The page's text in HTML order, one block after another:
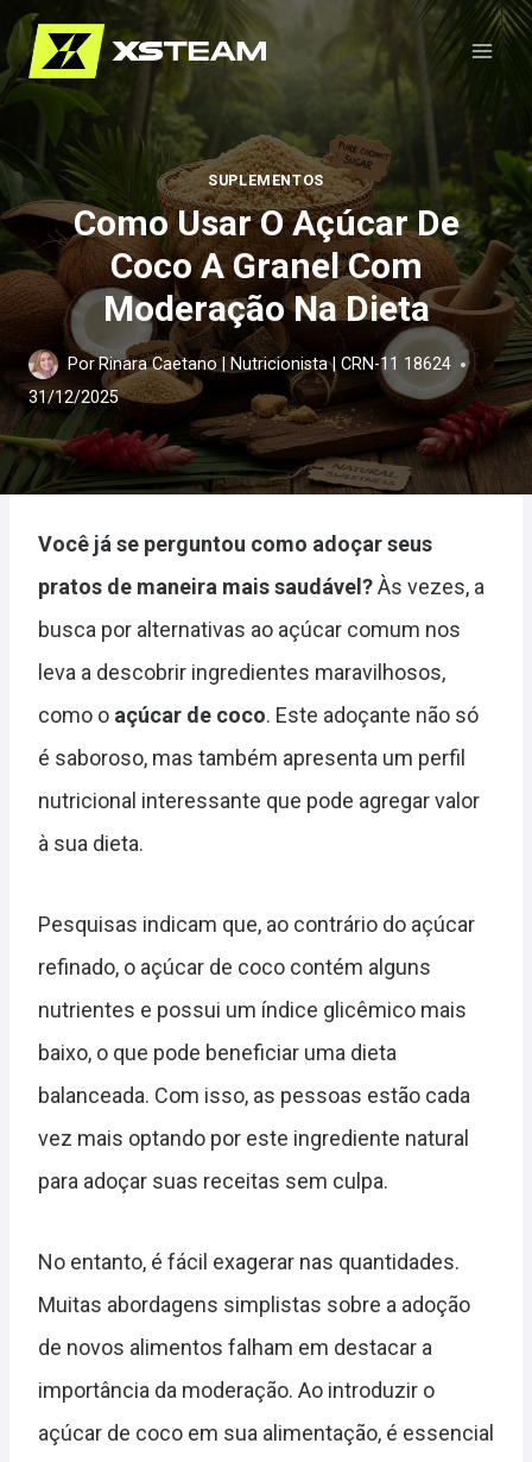
Pular
para
Conteúdo
SUPLEMENTOS
Como Usar O Açúcar De
Coco A Granel Com
Moderação Na Dieta
PorRinara Caetano | Nutricionista | CRN-11 18624
31/12/2025
Você já se perguntou como adoçar seus
pratos de maneira mais saudável?Às vezes, a
busca por alternativas ao açúcar comum nos
leva a descobrir ingredientes maravilhosos,
como o açúcar de coco. Este adoçante não só
é saboroso, mas também apresenta um perfil
nutricional interessante que pode agregar valor
à sua dieta.
Pesquisas indicam que, ao contrário do açúcar
refinado, o açúcar de coco contém alguns
nutrientes e possui um índice glicêmico mais
baixo, o que pode beneficiar uma dieta
balanceada. Com isso, as pessoas estão cada
vez mais optando por este ingrediente natural
para adoçar suas receitas sem culpa.
No entanto, é fácil exagerar nas quantidades.
Muitas abordagens simplistas sobre a adoção
de novos alimentos falham em destacar a
importância da moderação. Ao introduzir o
açúcar de coco em sua alimentação, é essencial